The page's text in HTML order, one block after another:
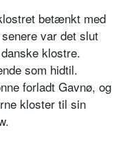
betænkt med
var det slut
klostre.
som hidtil.
forladt Gavnø, og
kloster til sin